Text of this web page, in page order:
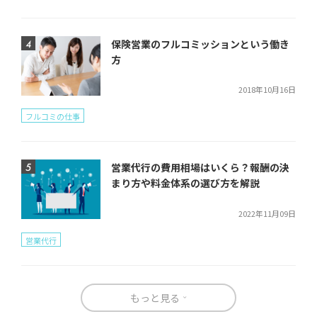
保険営業のフルコミッションという働き
方
2018年10月16日
フルコミの仕事
営業代行の費用相場はいくら？報酬の決
まり方や料金体系の選び方を解説
2022年11月09日
営業代行
もっと見る